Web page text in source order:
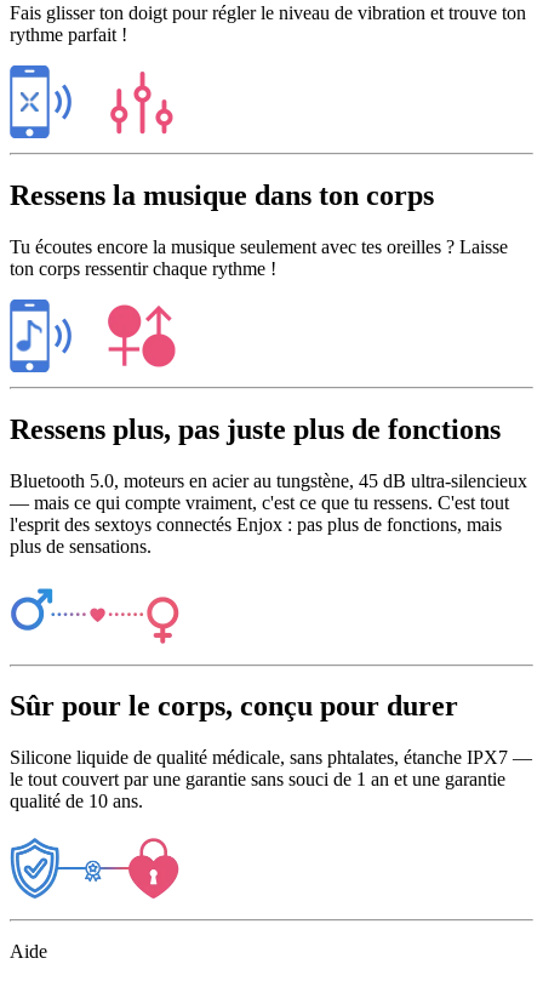
Fais glisser ton doigt pour régler le niveau de vibration et trouve ton
rythme parfait !
Ressens la musique dans ton corps
Tu écoutes encore la musique seulement avec tes oreilles ? Laisse
ton corps ressentir chaque rythme !
Ressens plus, pas juste plus de fonctions
Bluetooth 5.0, moteurs en acier au tungstène, 45 dB ultra-silencieux
— mais ce qui compte vraiment, c'est ce que tu ressens. C'est tout
l'esprit des sextoys connectés Enjox : pas plus de fonctions, mais
plus de sensations.
Sûr pour le corps, conçu pour durer
Silicone liquide de qualité médicale, sans phtalates, étanche IPX7 —
le tout couvert par une garantie sans souci de 1 an et une garantie
qualité de 10 ans.
Aide